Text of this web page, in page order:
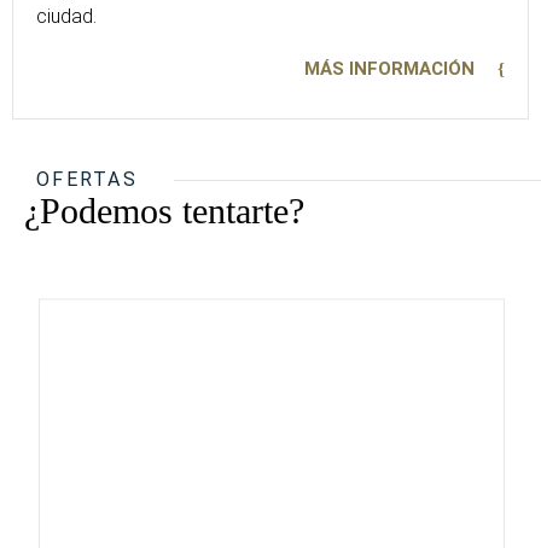
ciudad.
MÁS INFORMACIÓN
OFERTAS
¿Podemos tentarte?